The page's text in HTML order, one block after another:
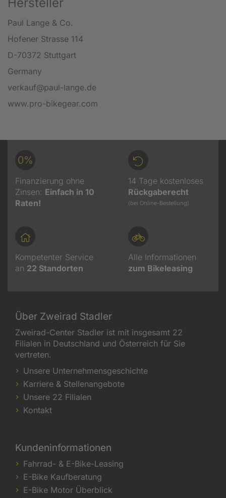
Paul Lange & Co.
Hofener Strasse 114
D-70372 Stuttgart
Germany
verkauf@paul-lange.de
www.pro-bikegear.com
0%
Finanzierung ohne
Zinsen: Einfach in 10
Raten!
14 Tage kostenloses
Rückgaberecht
(bei Online-Bestellung)
Kompetenter Service
an 22 Standorten
Alle Informationen
zum Bikeleasing
Über Zweirad Stadler
Zweirad-Center Stadler ist mit insgesamt 22
Filialen in Deutschland und Österreich für Sie
vertreten.
Unsere Unternehmensgeschichte
Karriere & Stellenangebote
Unsere 22 Filialen
Kontakt
Kundeninformationen
Fahrrad- & E-Bike-Leasing
E-Bike Kaufberatung
E-Bike Motor Überblick